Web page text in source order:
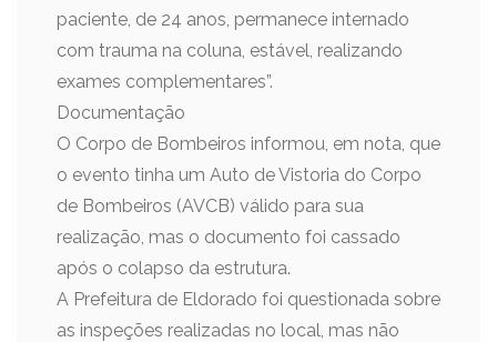
paciente, de 24 anos, permanece internado
com trauma na coluna, estável, realizando
exames complementares”.
Documentação
O Corpo de Bombeiros informou, em nota, que
o evento tinha um Auto de Vistoria do Corpo
de Bombeiros (AVCB) válido para sua
realização, mas o documento foi cassado
após o colapso da estrutura.
A Prefeitura de Eldorado foi questionada sobre
as inspeções realizadas no local, mas não